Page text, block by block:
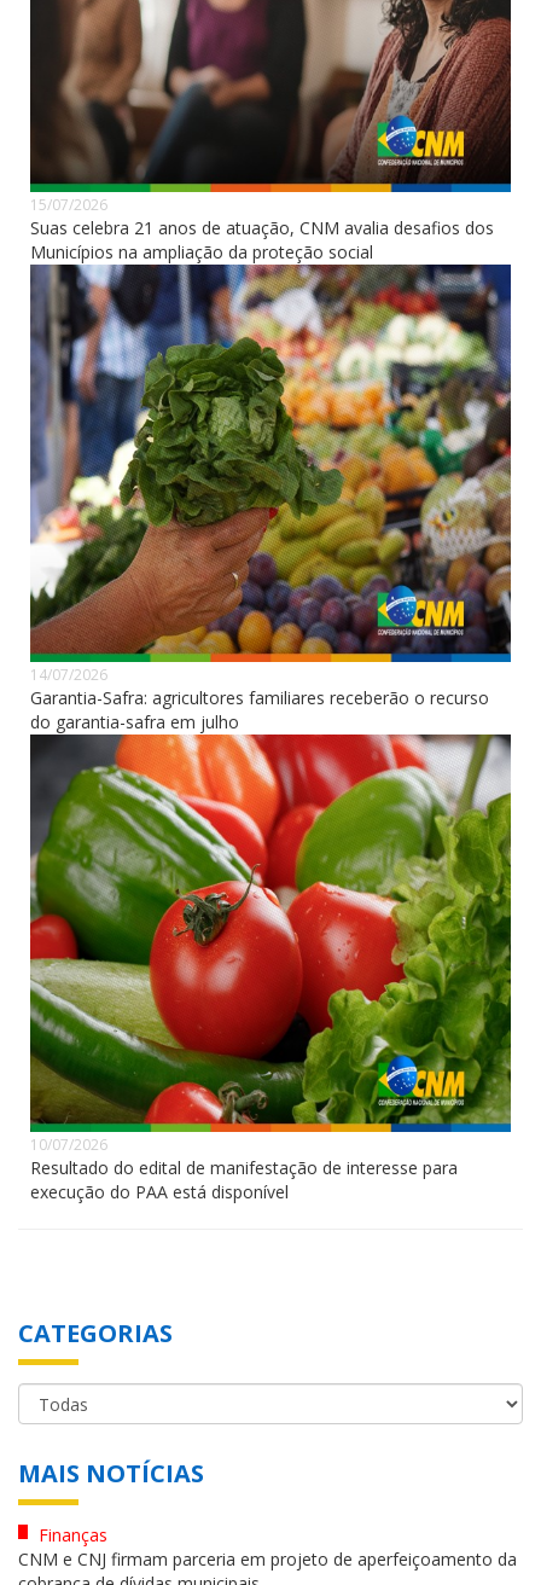
15/07/2026
Suas celebra 21 anos de atuação, CNM avalia desafios dos
Municípios na ampliação da proteção social
14/07/2026
Garantia-Safra: agricultores familiares receberão o recurso
do garantia-safra em julho
10/07/2026
Resultado do edital de manifestação de interesse para
execução do PAA está disponível
CATEGORIAS
MAIS NOTÍCIAS
Finanças
CNM e CNJ firmam parceria em projeto de aperfeiçoamento da